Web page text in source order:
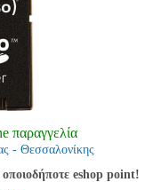
παραγγελία
- Θεσσαλονίκης
eshop point!